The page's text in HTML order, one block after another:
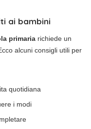
ai bambini
primaria richiede un
alcuni consigli utili per
quotidiana
i modi